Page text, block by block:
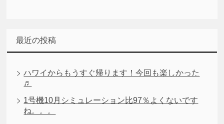
最近の投稿
ハワイからもうすぐ帰ります！今回も楽しかった
♬
1号機10月シミュレーション比97％よくないです
ね。。。